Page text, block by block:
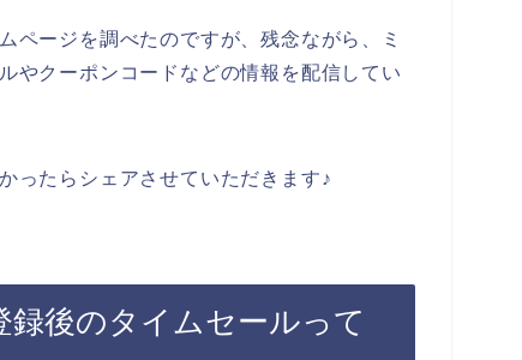
ページを調べたのですが、残念ながら、ミ
やクーポンコードなどの情報を配信してい
ったらシェアさせていただきます♪
後のタイムセールって